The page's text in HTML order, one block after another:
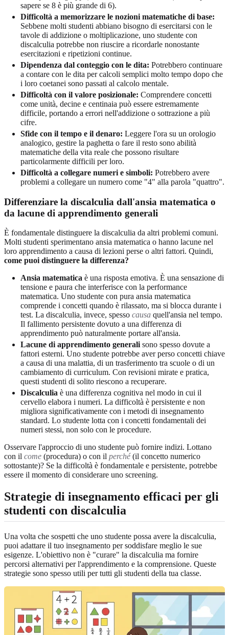
sapere se 8 è più grande di 6).
Difficoltà a memorizzare le nozioni matematiche di base:
Sebbene molti studenti abbiano bisogno di esercitarsi con le
tavole di addizione o moltiplicazione, uno studente con
discalculia potrebbe non riuscire a ricordarle nonostante
esercitazioni e ripetizioni continue.
Dipendenza dal conteggio con le dita: Potrebbero continuare
a contare con le dita per calcoli semplici molto tempo dopo che
i loro coetanei sono passati al calcolo mentale.
Difficoltà con il valore posizionale: Comprendere concetti
come unità, decine e centinaia può essere estremamente
difficile, portando a errori nell'addizione o sottrazione a più
cifre.
Sfide con il tempo e il denaro: Leggere l'ora su un orologio
analogico, gestire la paghetta o fare il resto sono abilità
matematiche della vita reale che possono risultare
particolarmente difficili per loro.
Difficoltà a collegare numeri e simboli: Potrebbero avere
problemi a collegare un numero come "4" alla parola "quattro".
Differenziare la discalculia dall'ansia matematica o
da lacune di apprendimento generali
È fondamentale distinguere la discalculia da altri problemi comuni.
Molti studenti sperimentano ansia matematica o hanno lacune nel
loro apprendimento a causa di lezioni perse o altri fattori. Quindi,
come puoi distinguere la differenza?
Ansia matematica è una risposta emotiva. È una sensazione di
tensione e paura che interferisce con la performance
matematica. Uno studente con pura ansia matematica
comprende i concetti quando è rilassato, ma si blocca durante i
test. La discalculia, invece, spesso causa quell'ansia nel tempo.
Il fallimento persistente dovuto a una differenza di
apprendimento può naturalmente portare all'ansia.
Lacune di apprendimento generali sono spesso dovute a
fattori esterni. Uno studente potrebbe aver perso concetti chiave
a causa di una malattia, di un trasferimento tra scuole o di un
cambiamento di curriculum. Con revisioni mirate e pratica,
questi studenti di solito riescono a recuperare.
Discalculia è una differenza cognitiva nel modo in cui il
cervello elabora i numeri. La difficoltà è persistente e non
migliora significativamente con i metodi di insegnamento
standard. Lo studente lotta con i concetti fondamentali dei
numeri stessi, non solo con le procedure.
Osservare l'approccio di uno studente può fornire indizi. Lottano
con il come (procedura) o con il perché(il concetto numerico
sottostante)? Se la difficoltà è fondamentale e persistente, potrebbe
essere il momento di considerare uno screening.
Strategie di insegnamento efficaci per gli
studenti con discalculia
Una volta che sospetti che uno studente possa avere la discalculia,
puoi adattare il tuo insegnamento per soddisfare meglio le sue
esigenze. L'obiettivo non è "curare" la discalculia ma fornire
percorsi alternativi per l'apprendimento e la comprensione. Queste
strategie sono spesso utili per tutti gli studenti della tua classe.